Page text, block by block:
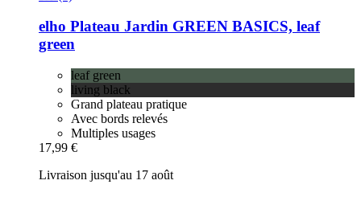
elho Plateau Jardin GREEN BASICS, leaf
green
leaf green
living black
Grand plateau pratique
Avec bords relevés
Multiples usages
17,99 €
Livraison jusqu'au 17 août